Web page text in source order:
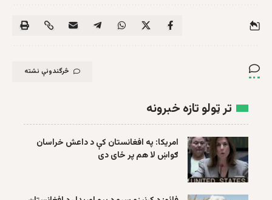
څرگندونې نشته
تر ټولو تازه خبرونه
امریکا: په افغانستان کې د داعش خراسان
ګواښ لا هم پر ځای دی